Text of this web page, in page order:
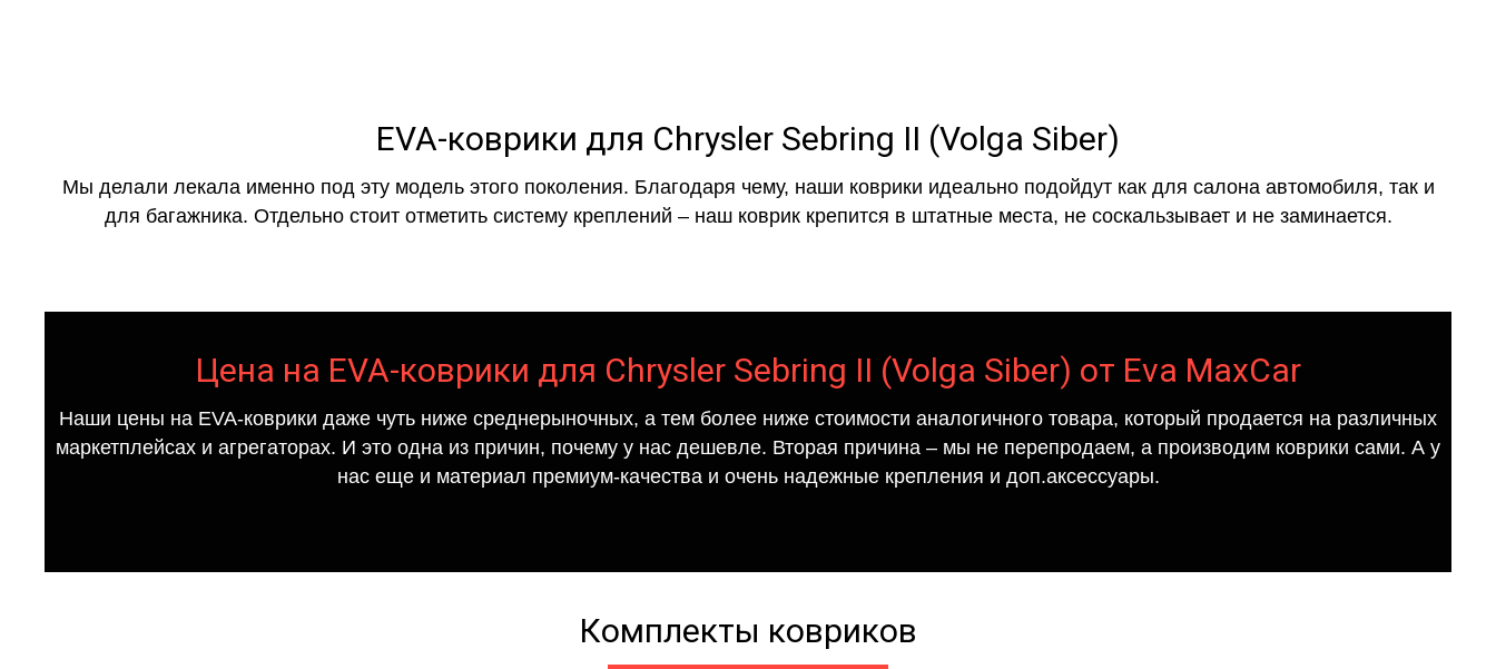
EVA-коврики для Chrysler Sebring II (Volga Siber)
Мы делали лекала именно под эту модель этого поколения. Благодаря чему, наши коврики идеально подойдут как для салона автомобиля, так и
для багажника. Отдельно стоит отметить систему креплений – наш коврик крепится в штатные места, не соскальзывает и не заминается.
Цена на EVA-коврики для Chrysler Sebring II (Volga Siber) от Eva MaxCar
Наши цены на EVA-коврики даже чуть ниже среднерыночных, а тем более ниже стоимости аналогичного товара, который продается на различных
маркетплейсах и агрегаторах. И это одна из причин, почему у нас дешевле. Вторая причина – мы не перепродаем, а производим коврики сами. А у
нас еще и материал премиум-качества и очень надежные крепления и доп.аксессуары.
Комплекты ковриков